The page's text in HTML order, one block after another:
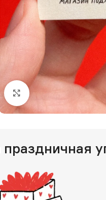
Нажмите, чтобы